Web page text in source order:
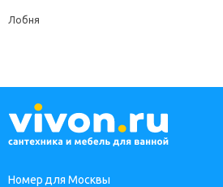
Лобня
Номер для Москвы